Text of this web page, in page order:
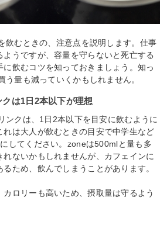
飲むときの、注意点を説明します。仕事
うですが、容量を守らないと死亡する
飲むコツを知っておきましょう。知っ
う量も減っていくかもしれません。
は1日2本以下が理想
ンクは、1日2本以下を目安に飲むように
れは大人が飲むときの目安で中学生など
してください。zoneは500mlと量も多
れないかもしれませんが、カフェインに
ため、飲んでしまうことがあります。
ロリーも高いため、摂取量は守るよう